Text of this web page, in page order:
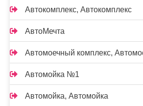
Автокомплекс, Автокомплекс
АвтоМечта
Автомоечный комплекс,
Автомойка №1
Автомойка, Автомойка